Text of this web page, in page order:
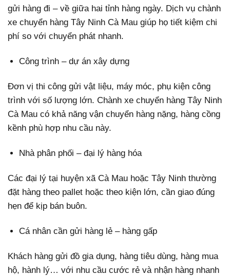
gửi hàng đi – về giữa hai tỉnh hàng ngày. Dịch vụ chành
xe chuyển hàng Tây Ninh Cà Mau giúp họ tiết kiệm chi
phí so với chuyển phát nhanh.
Công trình – dự án xây dựng
Đơn vị thi công gửi vật liệu, máy móc, phụ kiện công
trình với số lượng lớn. Chành xe chuyển hàng Tây Ninh
Cà Mau có khả năng vận chuyển hàng nặng, hàng cồng
kềnh phù hợp nhu cầu này.
Nhà phân phối – đại lý hàng hóa
Các đại lý tại huyện xã Cà Mau hoặc Tây Ninh thường
đặt hàng theo pallet hoặc theo kiện lớn, cần giao đúng
hẹn để kịp bán buôn.
Cá nhân cần gửi hàng lẻ – hàng gấp
Khách hàng gửi đồ gia dụng, hàng tiêu dùng, hàng mua
hộ, hành lý… với nhu cầu cước rẻ và nhận hàng nhanh